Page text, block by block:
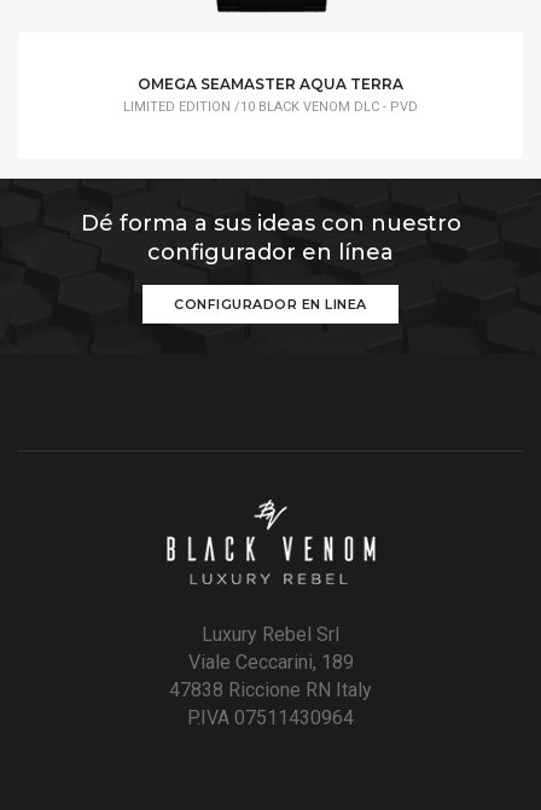
OMEGA SEAMASTER AQUA TERRA
LIMITED EDITION /10 BLACK VENOM DLC - PVD
Dé forma a sus ideas con nuestro
configurador en línea
CONFIGURADOR EN LINEA
Luxury Rebel Srl
Viale Ceccarini, 189
47838 Riccione RN Italy
P.IVA 07511430964